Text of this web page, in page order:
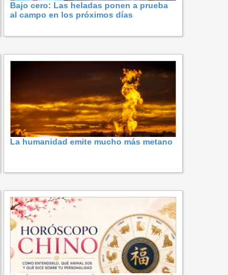
Bajo cero: Las heladas ponen a prueba
al campo en los próximos días
La humanidad emite mucho más metano